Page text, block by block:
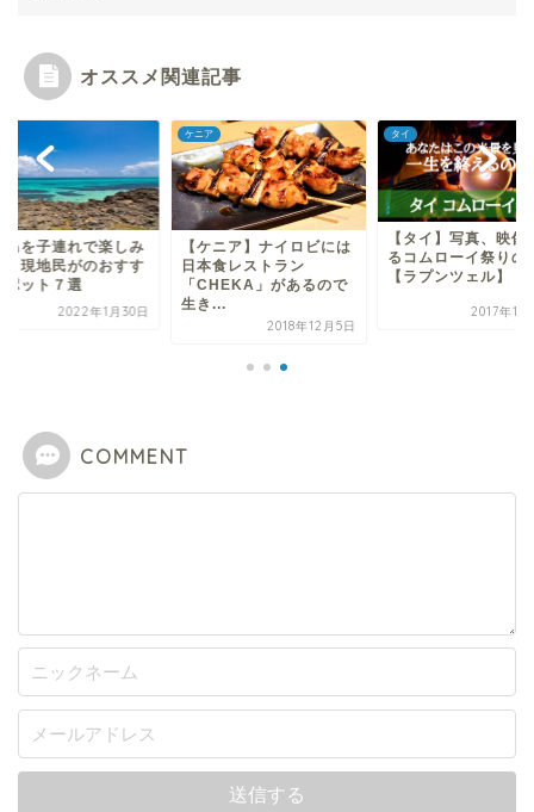
オススメ関連記事
島を子連れで楽しみ
！現地民がのおすす
ポット７選
2022年1月30日
ケニア
【ケニア】ナイロビには
日本食レストラン
「CHEKA」があるので
生き...
2018年12月5日
タイ
【タイ】写真、映像
るコムローイ祭りの
【ラプンツェル】
2017年11
COMMENT